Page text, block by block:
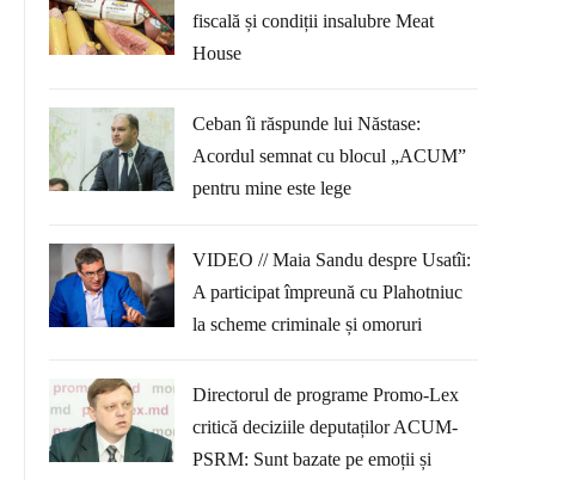
fiscală și condiții insalubre Meat
House
Ceban îi răspunde lui Năstase:
Acordul semnat cu blocul „ACUM”
pentru mine este lege
VIDEO // Maia Sandu despre Usatîi:
A participat împreună cu Plahotniuc
la scheme criminale și omoruri
Directorul de programe Promo-Lex
critică deciziile deputaților ACUM-
PSRM: Sunt bazate pe emoții și